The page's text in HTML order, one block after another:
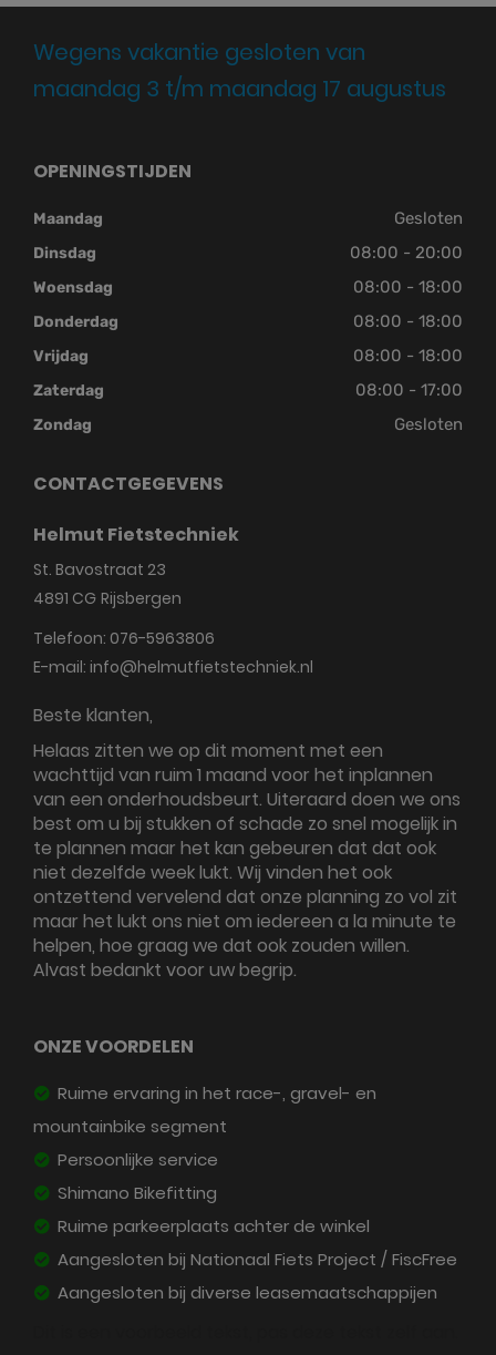
Wegens vakantie gesloten van
maandag 3 t/m maandag 17 augustus
OPENINGSTIJDEN
Maandag Gesloten
Dinsdag 08:00 - 20:00
Woensdag 08:00 - 18:00
Donderdag 08:00 - 18:00
Vrijdag 08:00 - 18:00
Zaterdag 08:00 - 17:00
Zondag Gesloten
CONTACTGEGEVENS
Helmut Fietstechniek
St. Bavostraat 23
4891 CG Rijsbergen
Telefoon: 076-5963806
E-mail: info@helmutfietstechniek.nl
Beste klanten,
Helaas zitten we op dit moment met een
wachttijd van ruim 1 maand voor het inplannen
van een onderhoudsbeurt. Uiteraard doen we ons
best om u bij stukken of schade zo snel mogelijk in
te plannen maar het kan gebeuren dat dat ook
niet dezelfde week lukt. Wij vinden het ook
ontzettend vervelend dat onze planning zo vol zit
maar het lukt ons niet om iedereen a la minute te
helpen, hoe graag we dat ook zouden willen.
Alvast bedankt voor uw begrip.
ONZE VOORDELEN
Ruime ervaring in het race-, gravel- en
mountainbike segment
Persoonlijke service
Shimano Bikefitting
Ruime parkeerplaats achter de winkel
Aangesloten bij Nationaal Fiets Project / FiscFree
Aangesloten bij diverse leasemaatschappijen